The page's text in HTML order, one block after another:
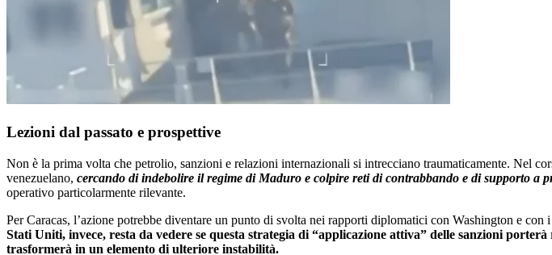
Lezioni dal passato e prospettive
Non è la prima volta che petrolio, sanzioni e relazioni internazionali si intrecciano traumaticamente. Nel
venezuelano, cercando di indebolire il regime di Maduro e colpire reti di contrabbando e di supporto a
operativo particolarmente rilevante.
Per Caracas, l’azione potrebbe diventare un punto di svolta nei rapporti diplomatici con Washington e
Stati Uniti, invece, resta da vedere se questa strategia di “applicazione attiva” delle sanzioni
trasformerà in un elemento di ulteriore instabilità.